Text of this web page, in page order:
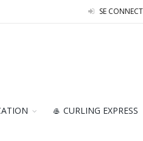
SE
🥌 CURLING EXPRESS